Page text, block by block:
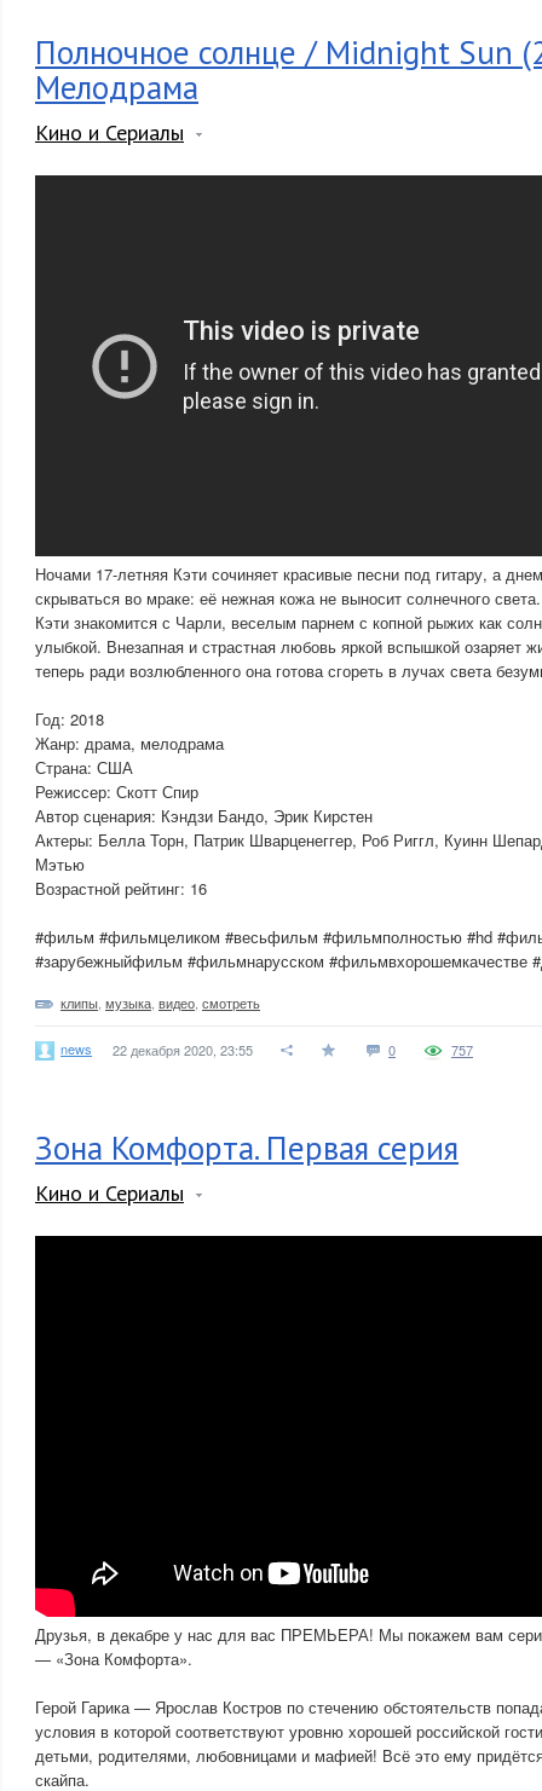
Полночное солнце / Midnight Sun
Мелодрама
Кино и Сериалы
Ночами 17-летняя Кэти сочиняет красивые песни под гитару, а
скрываться во мраке: её нежная кожа не выносит солнечного
Кэти знакомится с Чарли, веселым парнем с копной рыжих как
улыбкой. Внезапная и страстная любовь яркой вспышкой озаряет
теперь ради возлюбленного она готова сгореть в лучах света
Год: 2018
Жанр: драма, мелодрама
Страна: США
Режиссер: Скотт Спир
Автор сценария: Кэндзи Бандо, Эрик Кирстен
Актеры: Белла Торн, Патрик Шварценеггер, Роб Риггл, Куинн
Мэтью
Возрастной рейтинг: 16
#фильм #фильмцеликом #весьфильм #фильмполностью #hd
#зарубежныйфильм #фильмнарусском #фильмвхорошемкачестве
клипы музыка видео смотреть
news 22 декабря 2020, 23:55 0 757
Зона Комфорта. Первая серия
Кино и Сериалы
Друзья, в декабре у нас для вас ПРЕМЬЕРА! Мы покажем вам
— «Зона Комфорта».
Герой Гарика — Ярослав Костров по стечению обстоятельств
условия в которой соответствуют уровню хорошей российской
детьми, родителями, любовницами и мафией! Всё это ему
скайпа.